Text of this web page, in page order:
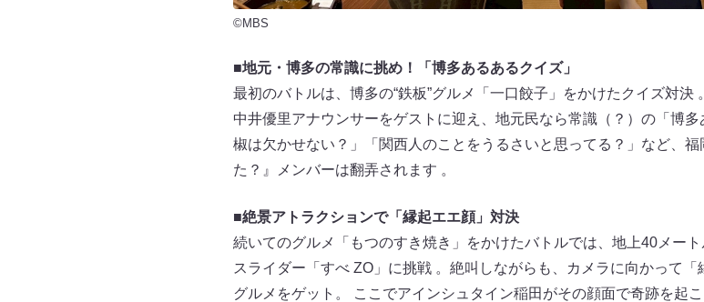
©MBS
■地元・博多の常識に挑め！「博多あるあるクイズ」
最初のバトルは、博多の“鉄板”グルメ「一口餃子」をかけたクイズ対決
中井優里アナウンサーをゲストに迎え、地元民なら常識（？）の「博
椒は欠かせない？」「関西人のことをうるさいと思ってる？」など、
た？』メンバーは翻弄されます 。
■絶景アトラクションで「縁起エエ顔」対決
続いてのグルメ「もつのすき焼き」をかけたバトルでは、地上40メー
スライダー「すべ ZO」に挑戦 。絶叫しながらも、カメラに向かって
グルメをゲット。 ここでアインシュタイン稲田がその顔面で奇跡を起こ